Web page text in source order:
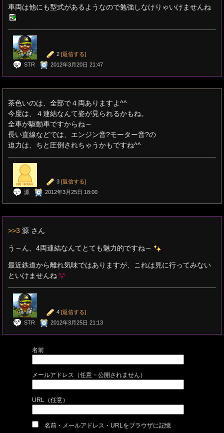
車両は他にも型式があるようなので勉強しなけりゃいけませんね
2 [返信する]
STR
2012年3月20日 21:47
茶色いのは、全部で４両ありますよ^^
今度は、４連結なんて姿が見られるかもね。
全車が駆動車ですからね～
長い直線などでは、エンジン音?モーター音?の
迫力は、ちと圧倒されちゃうかもですね^^
3 [返信する]
源
2012年3月25日 18:00
>>3 源 さん
う～ん、4両連結なんてとても魅力的ですね～
最近鉄道から離れ気味ではありますが、これは見に行ってみない
といけませんね
4 [返信する]
STR
2012年3月25日 21:13
名前
メールアドレス（任意・公開されません）
URL（任意）
名前・メールアドレス・URLをブラウザに記憶